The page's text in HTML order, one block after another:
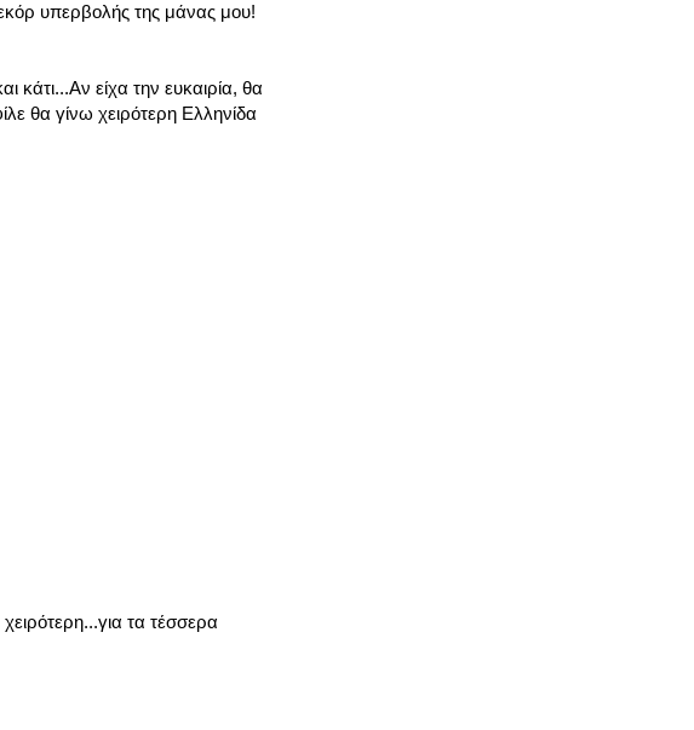
υπερβολής της μάνας μου!
είχα την ευκαιρία, θα
θα γίνω χειρότερη Ελληνίδα
τα τέσσερα